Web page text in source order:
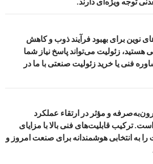
نوین برای بهبود فرآیند ذوب و کاهش
زئولیت می‌تواند پاسخ نیاز شما
فنی یا خرید زئولیت صنعتی با ما در
و مؤثر در ارتقاء عملکرد
ترکیب قابلیت‌های فنی بالا با مزایای
به انتخابی هوشمندانه برای صنعت امروز و